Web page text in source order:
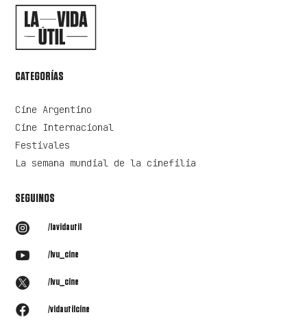
CATEGORÍAS
Cine Argentino
Cine Internacional
Festivales
La semana mundial de la cinefilia
SEGUINOS
 /lavidautil
 /lvu_cine
 /lvu_cine
 /vidautilcine